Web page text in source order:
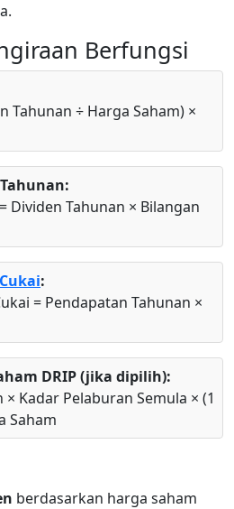
Berfungsi
Tahunan ÷ Harga Saham) ×
Dividen Tahunan × Bilangan
:
= Pendapatan Tahunan ×
DRIP (jika dipilih):
Kadar Pelaburan Semula × (1
Saham
berdasarkan harga saham